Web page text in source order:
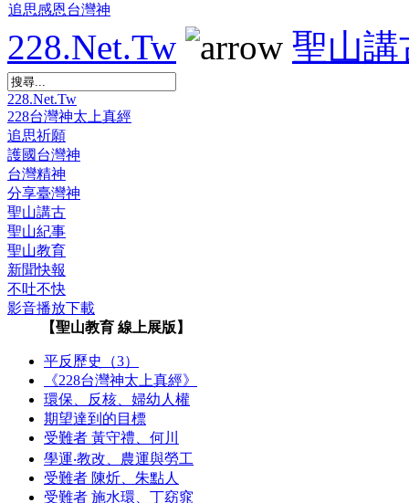
228.Net.Tw 聖山講
228.Net.Tw
228台灣神太上真經
追思祈願
護國台灣神
台灣精神
分享臺灣神
聖山講古
聖山紀事
聖山教育
新聞快報
不吐不快
影音播放下載
【聖山教育 線上展版】
平反歷史（3）
《228台灣神太上真經》
環保、反核、婦幼人權
期望達到的目標
受難者 黃守禮、何川
學運‧教改、農運與勞工
受難者 陳炘、朱點人
受難者 施水環、丁窈窕